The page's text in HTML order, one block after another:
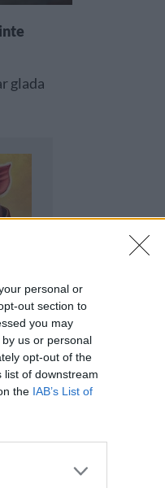
personal or
out section to
you may
us or personal
opt-out of the
list of downstream
the IAB’s List of
glada
fick